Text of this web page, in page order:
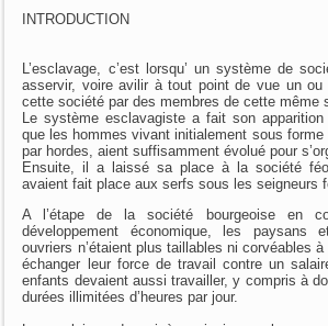
INTRODUCTION
L’esclavage, c’est lorsqu’ un système de
asservir, voire avilir à tout point de vue un ou
cette société par des membres de cette même
Le système esclavagiste a fait son apparition
que les hommes vivant initialement sous
par hordes, aient suffisamment évolué pour
Ensuite, il a laissé sa place à la société
avaient fait place aux serfs sous les seigneurs
A l’étape de la société bourgeoise en
développement économique, les paysans
ouvriers n’étaient plus taillables ni corvéables
échanger leur force de travail contre un
enfants devaient aussi travailler, y compris à
durées illimitées d’heures par jour.